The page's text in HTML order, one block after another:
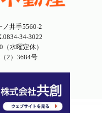
ノ井手5560-2
34-3022
水曜定休）
2）3684号